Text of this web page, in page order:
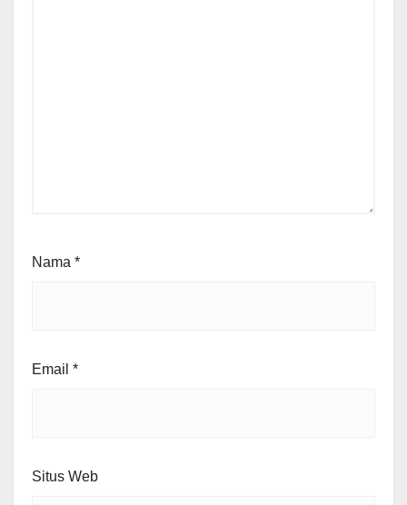
Nama *
Email *
Situs Web